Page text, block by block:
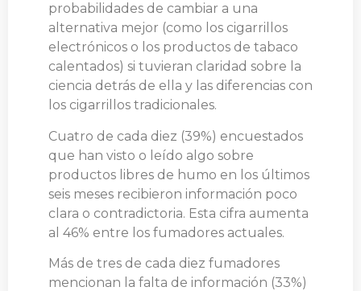
probabilidades de cambiar a una
alternativa mejor (como los cigarrillos
electrónicos o los productos de tabaco
calentados) si tuvieran claridad sobre la
ciencia detrás de ella y las diferencias con
los cigarrillos tradicionales.
Cuatro de cada diez (39%) encuestados
que han visto o leído algo sobre
productos libres de humo en los últimos
seis meses recibieron información poco
clara o contradictoria. Esta cifra aumenta
al 46% entre los fumadores actuales.
Más de tres de cada diez fumadores
mencionan la falta de información (33%)